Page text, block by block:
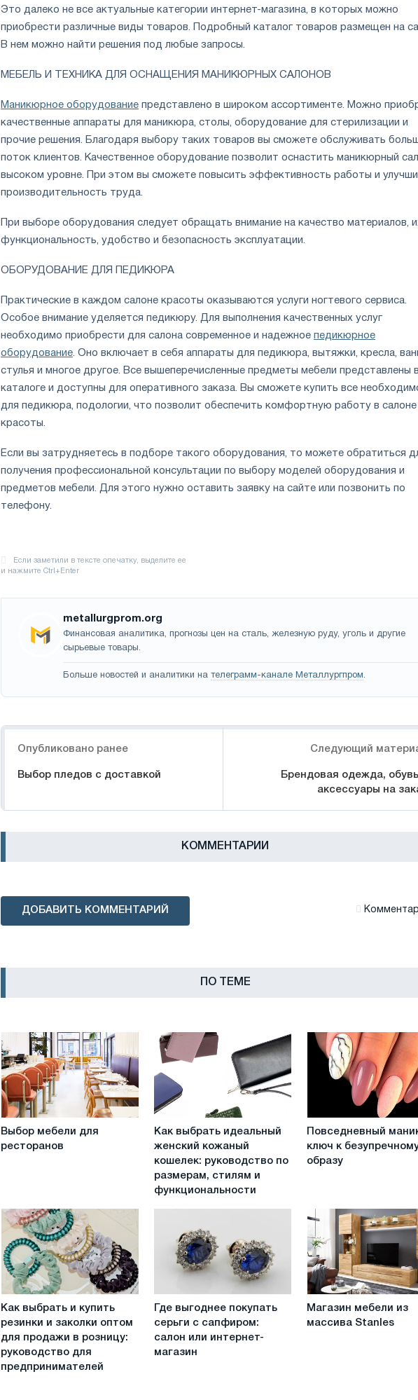
Это далеко не все актуальные категории интернет-магазина, в которых можно
приобрести различные виды товаров. Подробный каталог товаров размещен на
В нем можно найти решения под любые запросы.
МЕБЕЛЬ И ТЕХНИКА ДЛЯ ОСНАЩЕНИЯ МАНИКЮРНЫХ САЛОНОВ
Маникюрное оборудование представлено в широком ассортименте. Можно
качественные аппараты для маникюра, столы, оборудование для стерилизации и
прочие решения. Благодаря выбору таких товаров вы сможете обслуживать
поток клиентов. Качественное оборудование позволит оснастить маникюрный
высоком уровне. При этом вы сможете повысить эффективность работы и
производительность труда.
При выборе оборудования следует обращать внимание на качество материалов,
функциональность, удобство и безопасность эксплуатации.
ОБОРУДОВАНИЕ ДЛЯ ПЕДИКЮРА
Практические в каждом салоне красоты оказываются услуги ногтевого сервиса.
Особое внимание уделяется педикюру. Для выполнения качественных услуг
необходимо приобрести для салона современное и надежное педикюрное
оборудование. Оно включает в себя аппараты для педикюра, вытяжки, кресла,
стулья и многое другое. Все вышеперечисленные предметы мебели представлены
каталоге и доступны для оперативного заказа. Вы сможете купить все
для педикюра, подологии, что позволит обеспечить комфортную работу в салоне
красоты.
Если вы затрудняетесь в подборе такого оборудования, то можете обратиться
получения профессиональной консультации по выбору моделей оборудования и
предметов мебели. Для этого нужно оставить заявку на сайте или позвонить по
телефону.
metallurgprom.org
Финансовая аналитика, прогнозы цен на сталь, железную руду, уголь и другие
сырьевые товары.
Больше новостей и аналитики на телеграмм-канале Металлургпром.
Опубликовано ранее
Выбор пледов с доставкой
Следующий
Брендовая одежда,
аксессуары на
КОММЕНТАРИИ
ДОБАВИТЬ КОММЕНТАРИЙ
ПО ТЕМЕ
Выбор
мебели
для
Выбор мебели для
ресторанов
Как
выбрать
кожаный
кошелек:
размерам,
стилям
функциональности
Как выбрать идеальный
женский кожаный
кошелек: руководство по
размерам, стилям и
функциональности
Повседневный
маникюр:
ключ
Повседневный
ключ к
образу
Как
и
купить
резинки
Как выбрать и купить
резинки и заколки оптом
для продажи в розницу:
руководство для
предпринимателей
Где
выгоднее
покупать
Где выгоднее покупать
серьги с сапфиром:
салон или интернет-
магазин
Магазин
Магазин мебели из
массива Stanles